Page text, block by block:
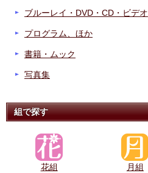
ブルーレイ・DVD・CD・ビデオ
プログラム、ほか
書籍・ムック
写真集
組で探す
花組 月組